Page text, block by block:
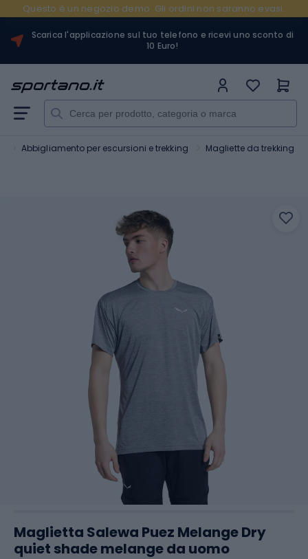
Questo è un negozio demo. Gli ordini non saranno evasi.
Scarica l'applicazione sul tuo telefono e ricevi uno sconto di
10 Euro!
Abbigliamento per escursioni e trekking Magliette da trekking
Maglietta Salewa Puez Melange Dry
quiet shade melange da uomo